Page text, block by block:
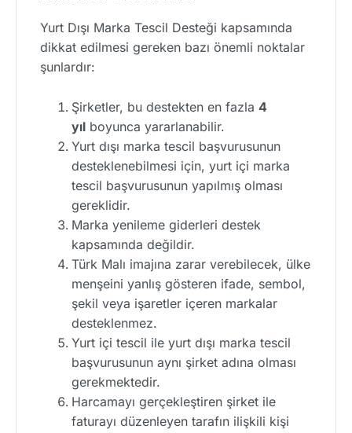
Yurt Dışı Marka Tescil Desteği kapsamında
dikkat edilmesi gereken bazı önemli noktalar
şunlardır:
Şirketler, bu destekten en fazla 4
yıl boyunca yararlanabilir.
Yurt dışı marka tescil başvurusunun
desteklenebilmesi için, yurt içi marka
tescil başvurusunun yapılmış olması
gereklidir.
Marka yenileme giderleri destek
kapsamında değildir.
Türk Malı imajına zarar verebilecek, ülke
menşeini yanlış gösteren ifade, sembol,
şekil veya işaretler içeren markalar
desteklenmez.
Yurt içi tescil ile yurt dışı marka tescil
başvurusunun aynı şirket adına olması
gerekmektedir.
Harcamayı gerçekleştiren şirket ile
faturayı düzenleyen tarafın ilişkili kişi